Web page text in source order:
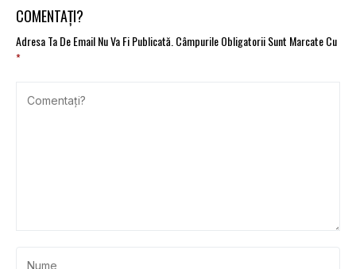
COMENTAȚI?
Adresa Ta De Email Nu Va Fi Publicată. Câmpurile Obligatorii Sunt Marcate Cu
*